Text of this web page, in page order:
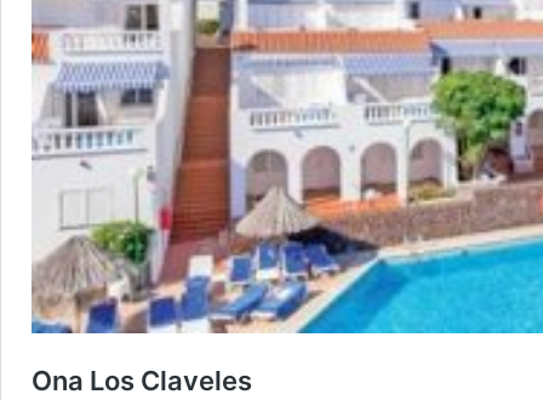
Ona Los Claveles